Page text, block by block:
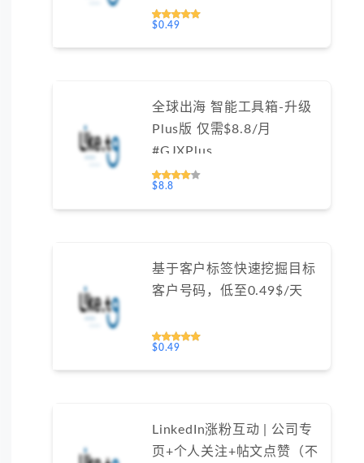
$0.49
全球出海 智能工具箱-升级
Plus版 仅需$8.8/月
#GJXPlus
$8.8
基于客户标签快速挖掘目标
客户号码，低至0.49$/天
$0.49
LinkedIn涨粉互动 | 公司专
页+个人关注+帖文点赞（不